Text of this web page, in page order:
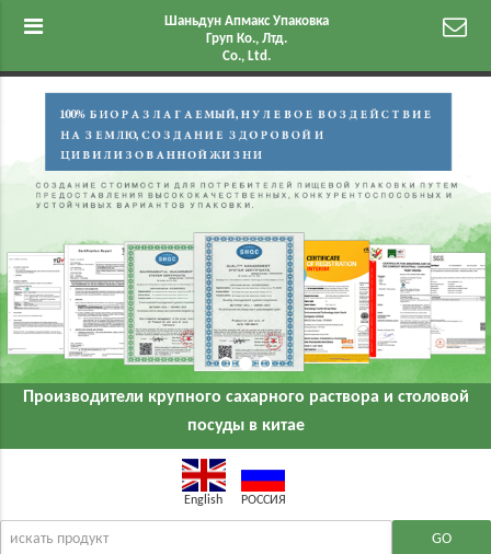
Шаньдун Апмакс Упаковка
Груп Ко., Лтд.
Co., Ltd.
Производители крупного сахарного раствора и столовой
посуды в китае
English РОССИЯ